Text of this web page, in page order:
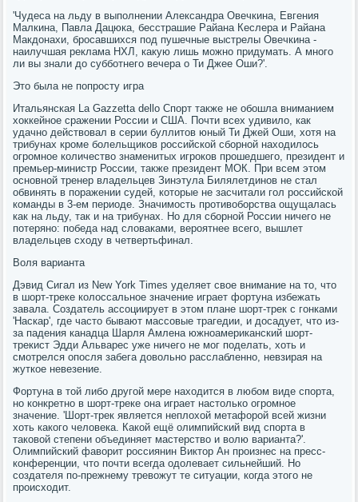
'Чудеса на льду в выполнении Александра Овечкина, Евгения
Малкина, Павла Дацюка, бесстрашие Райана Кеслера и Райана
Макдонахи, бросавшихся под пушечные выстрелы Овечкина -
наилучшая реклама НХЛ, какую лишь можно придумать. А много
ли вы знали до субботнего вечера о Ти Джее Оши?'.
Это была не попросту игра
Итальянская La Gazzetta dello Спорт также не обошла вниманием
хоккейное сражении России и США. Почти всех удивило, как
удачно действовал в серии буллитов юный Ти Джей Оши, хотя на
трибунах кроме болельщиков российской сборной находилось
огромное количество знаменитых игроков прошедшего, президент и
премьер-министр России, также президент МОК. При всем этом
основной тренер владельцев Зинэтула Билялетдинов не стал
обвинять в поражении судей, которые не засчитали гол российской
команды в 3-ем периоде. Значимость противоборства ощущалась
как на льду, так и на трибунах. Но для сборной России ничего не
потеряно: победа над словаками, вероятнее всего, вышлет
владельцев сходу в четвертьфинал.
Воля варианта
Дэвид Сигал из New York Times уделяет свое внимание на то, что
в шорт-треке колоссальное значение играет фортуна избежать
завала. Создатель ассоциирует в этом плане шорт-трек с гонками
'Наскар', где часто бывают массовые трагедии, и досадует, что из-
за падения канадца Шарля Амлена южноамериканский шорт-
трекист Эдди Альварес уже ничего не мог поделать, хоть и
смотрелся опосля забега довольно расслабленно, невзирая на
жуткое невезение.
Фортуна в той либо другой мере находится в любом виде спорта,
но конкретно в шорт-треке она играет настолько огромное
значение. 'Шорт-трек является неплохой метафорой всей жизни
хоть какого человека. Какой ещё олимпийский вид спорта в
таковой степени объединяет мастерство и волю варианта?'.
Олимпийский фаворит россиянин Виктор Ан произнес на пресс-
конференции, что почти всегда одолевает сильнейший. Но
создателя по-прежнему тревожут те ситуации, когда этого не
происходит.